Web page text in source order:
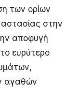
των ορίων
στην
αποφυγή
ευρύτερο
αγαθών